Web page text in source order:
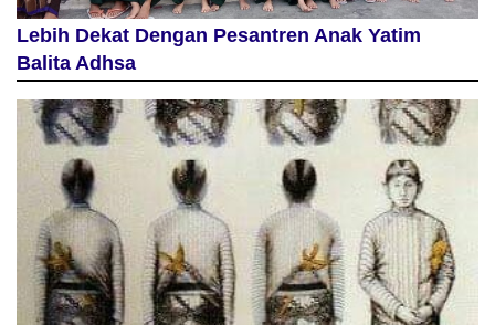
Lebih Dekat Dengan Pesantren Anak Yatim
Balita Adhsa